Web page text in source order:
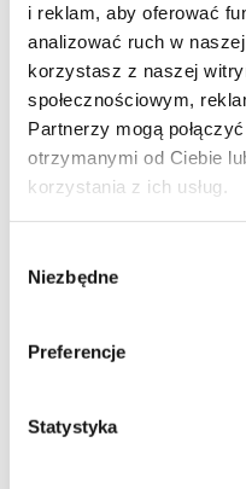
i reklam, aby oferować
analizować ruch w
korzystasz z naszej
społecznościowym,
Partnerzy mogą
otrzymanymi od Ciebie
korzystania z ich usług.
Niezbędne
Preferencje
Statystyka
profesjonalnym
masz dostęp do
komfortowych
Zadaj